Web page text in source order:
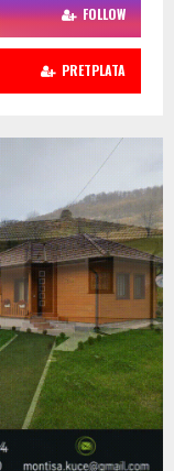
FOLLOW
PRETPLATA